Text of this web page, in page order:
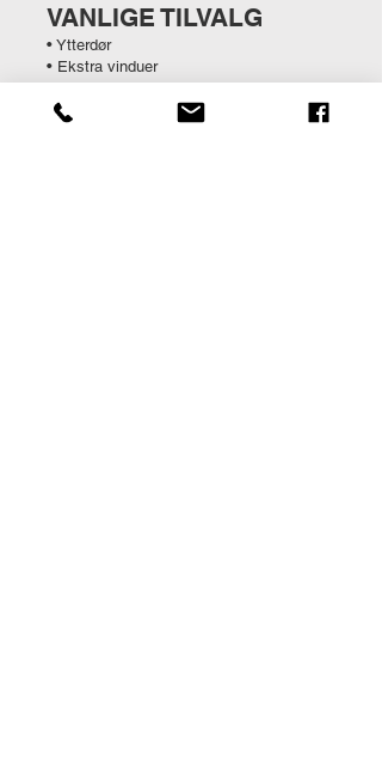
VANLIGE TILVALG
• Ytterdør
• Ekstra vinduer
• Isolasjon og innvendig kledning
• Endring av taktekke